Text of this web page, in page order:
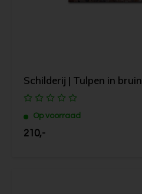
Schilderij | Tulpen in bruin
Op voorraad
210,-